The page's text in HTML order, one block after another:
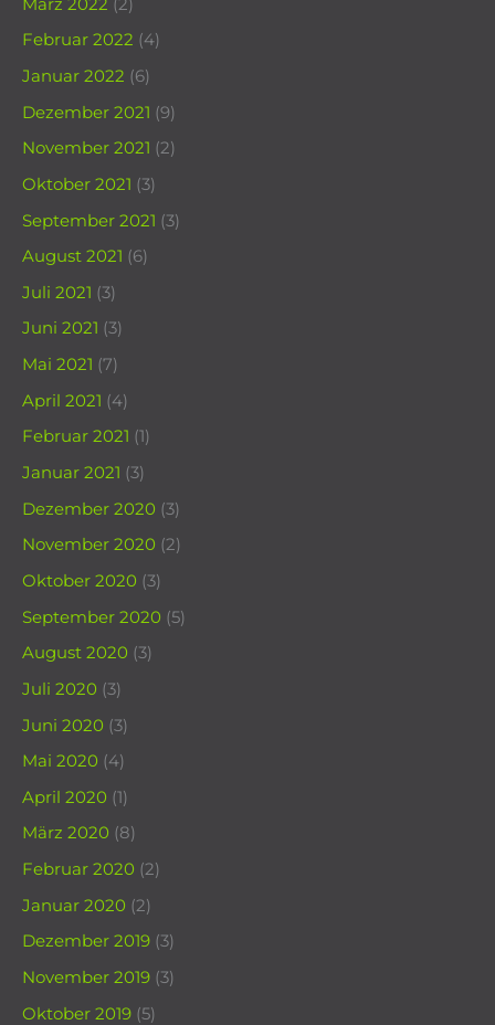
März 2022 (2)
Februar 2022 (4)
Januar 2022 (6)
Dezember 2021 (9)
November 2021 (2)
Oktober 2021 (3)
September 2021 (3)
August 2021 (6)
Juli 2021 (3)
Juni 2021 (3)
Mai 2021 (7)
April 2021 (4)
Februar 2021 (1)
Januar 2021 (3)
Dezember 2020 (3)
November 2020 (2)
Oktober 2020 (3)
September 2020 (5)
August 2020 (3)
Juli 2020 (3)
Juni 2020 (3)
Mai 2020 (4)
April 2020 (1)
März 2020 (8)
Februar 2020 (2)
Januar 2020 (2)
Dezember 2019 (3)
November 2019 (3)
Oktober 2019 (5)